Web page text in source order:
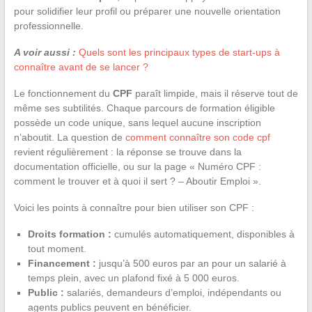
pour solidifier leur profil ou préparer une nouvelle orientation
professionnelle.
A voir aussi : Quels sont les principaux types de start-ups à
connaître avant de se lancer ?
Le fonctionnement du CPF paraît limpide, mais il réserve tout de
même ses subtilités. Chaque parcours de formation éligible
possède un code unique, sans lequel aucune inscription
n’aboutit. La question de comment connaître son code cpf
revient régulièrement : la réponse se trouve dans la
documentation officielle, ou sur la page « Numéro CPF :
comment le trouver et à quoi il sert ? – Aboutir Emploi ».
Voici les points à connaître pour bien utiliser son CPF :
Droits formation : cumulés automatiquement, disponibles à
tout moment.
Financement : jusqu’à 500 euros par an pour un salarié à
temps plein, avec un plafond fixé à 5 000 euros.
Public : salariés, demandeurs d’emploi, indépendants ou
agents publics peuvent en bénéficier.